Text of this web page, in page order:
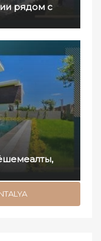
рядом с